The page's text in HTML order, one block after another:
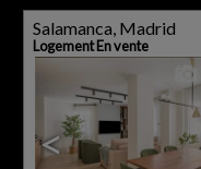
Salamanca, Madrid
Logement En vente
<